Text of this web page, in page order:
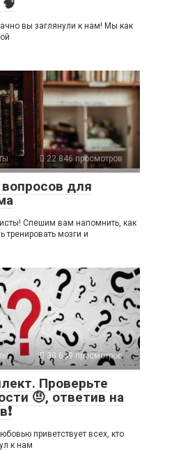
вы заглянули к нам! Мы как
22 846 просмотров
для
Спешим вам напомнить, как
мозги и
30 639 просмотров
Проверьте
🤨, ответив на
приветствует всех, кто
к нам